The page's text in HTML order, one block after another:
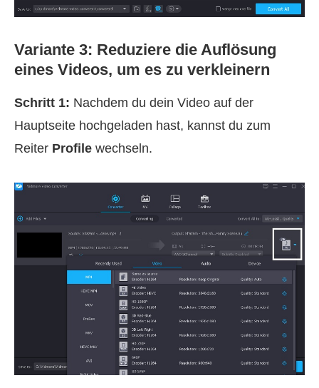
Variante 3: Reduziere die Auflösung
eines Videos, um es zu verkleinern
Schritt 1: Nachdem du dein Video auf der
Hauptseite hochgeladen hast, kannst du zum
Reiter Profile wechseln.